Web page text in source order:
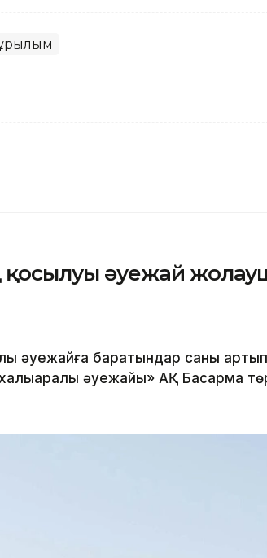
қосылуы әуежай
әуежайға баратындар саны
әуежайы» АҚ Басқарма